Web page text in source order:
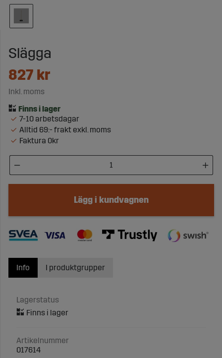
Slägga
827 kr
Inkl. moms
7-10 arbetsdagar
Alltid 69:- frakt exkl. moms
Faktura 0kr
Lägg i kundvagnen
Info
Lagerstatus
Artikelnummer
017614
I produktgrupper